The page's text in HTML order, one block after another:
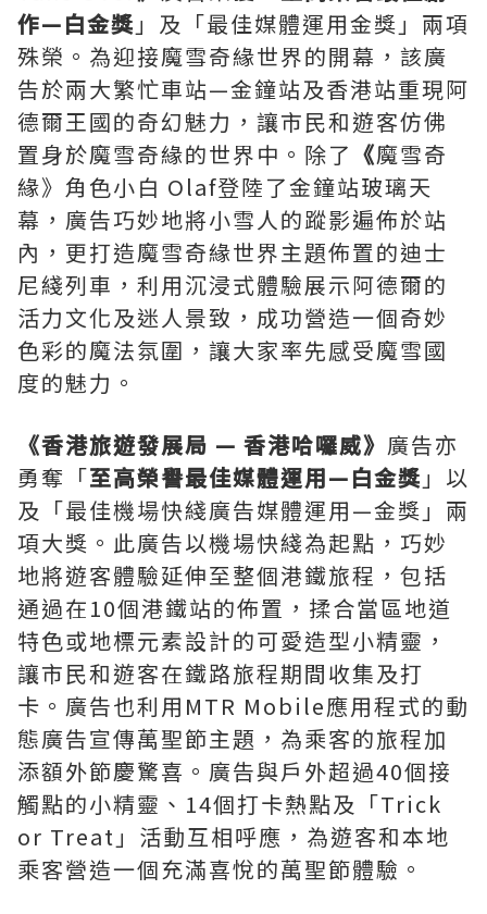
作—白金獎 」及「最佳媒體運用金獎」兩項
殊榮。為迎接魔雪奇緣世界的開幕，該廣
告於兩大繁忙車站—金鐘站及香港站重現阿
德爾王國的奇幻魅力，讓市民和遊客仿佛
置身於魔雪奇緣的世界中。除了 《魔雪奇
緣》角色小白 Olaf登陸了金鐘站玻璃天
幕，廣告巧妙地將小雪人的蹤影遍佈於站
內，更打造魔雪奇緣世界主題佈置的迪士
尼綫列車，利用沉浸式體驗展示阿德爾的
活力文化及迷人景致，成功營造一個奇妙
色彩的魔法氛圍，讓大家率先感受魔雪國
度的魅力。
《香港旅遊發展局 — 香港哈囉威》 廣告亦
勇奪「至高榮譽最佳媒體運用—白金獎 」以
及「最佳機場快綫廣告媒體運用—金獎」兩
項大獎。此廣告以機場快綫為起點，巧妙
地將遊客體驗延伸至整個港鐵旅程，包括
通過在10個港鐵站的佈置，揉合當區地道
特色或地標元素設計的可愛造型小精靈，
讓市民和遊客在鐵路旅程期間收集及打
卡。廣告也利用MTR Mobile應用程式的動
態廣告宣傳萬聖節主題，為乘客的旅程加
添額外節慶驚喜。廣告與戶外超過40個接
觸點的小精靈、14個打卡熱點及「Trick
or Treat」活動互相呼應，為遊客和本地
乘客營造一個充滿喜悅的萬聖節體驗。